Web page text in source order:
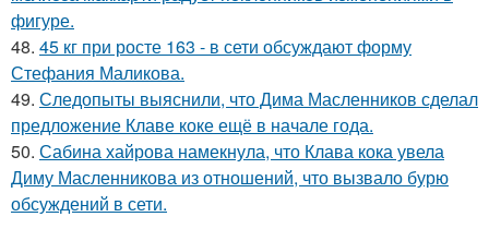
фигуре.
48. 45 кг при росте 163 - в сети обсуждают форму
Стефания Маликова.
49. Следопыты выяснили, что Дима Масленников сделал
предложение Клаве коке ещё в начале года.
50. Сабина хайрова намекнула, что Клава кока увела
Диму Масленникова из отношений, что вызвало бурю
обсуждений в сети.